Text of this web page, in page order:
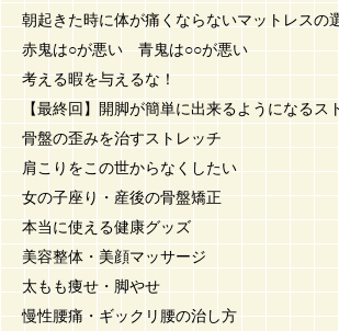
朝起きた時に体が痛くならないマットレスの
赤鬼は○が悪い 青鬼は○○が悪い
考える暇を与えるな！
【最終回】開脚が簡単に出来るようになるス
骨盤の歪みを治すストレッチ
肩こりをこの世からなくしたい
女の子座り・産後の骨盤矯正
本当に使える健康グッズ
美容整体・美顔マッサージ
太もも痩せ・脚やせ
慢性腰痛・ギックリ腰の治し方